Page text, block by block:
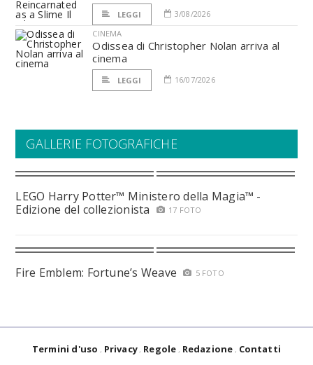
LEGGI
3/08/2026
CINEMA
Odissea di Christopher Nolan arriva al
cinema
LEGGI 16/07/2026
GALLERIE FOTOGRAFICHE
LEGO Harry Potter™ Ministero della Magia™ -
Edizione del collezionista
17 FOTO
Fire Emblem: Fortune’s Weave 5 FOTO
Termini d'uso Privacy Regole Redazione Contatti